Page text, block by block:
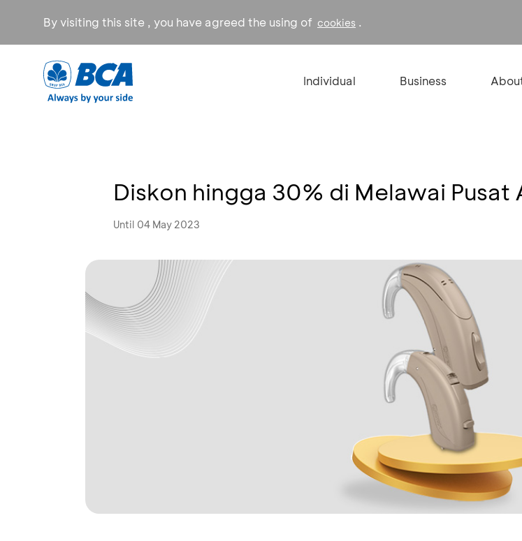
By visiting this site , you have agreed the using of cookies .
Individual Business
Diskon hingga 30% di Melawai Pusat
Until 04 May 2023